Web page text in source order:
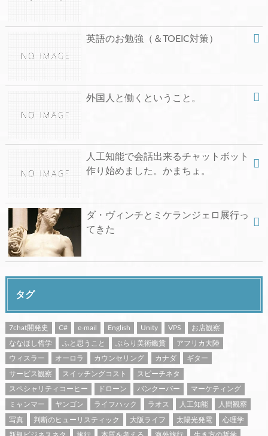
英語のお勉強（＆TOEIC対策）
外国人と働くということ。
人工知能で会話出来るチャットボット
作り始めました。かまちょ。
ダ・ヴィンチとミケランジェロ展行っ
てきた
タグ
7chat開発史 C# e-mail English Unity VPS お店観察
ななほし哲学 ふと思うこと ぶらり美術鑑賞 アフリカ大陸
ウィスラー オーロラ カウンセリング カナダ ギター
サービス観察 スイッチングコスト スピーチネタ
スペシャリティコーヒー ドローン バンクーバー マーケティング
ミャンマー ヤンゴン ライフハック ラオス 人工知能 人間観察
写真 判断のヒューリスティック 大阪ライフ 太陽光発電 心理学